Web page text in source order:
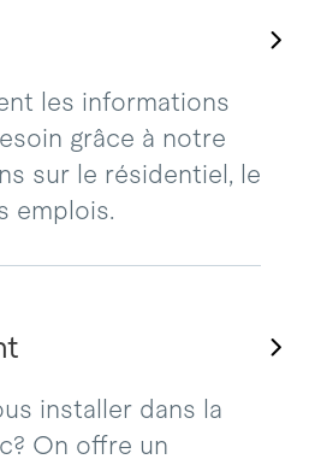
les informations
grâce à notre
sur le résidentiel, le
emplois.
installer dans la
On offre un